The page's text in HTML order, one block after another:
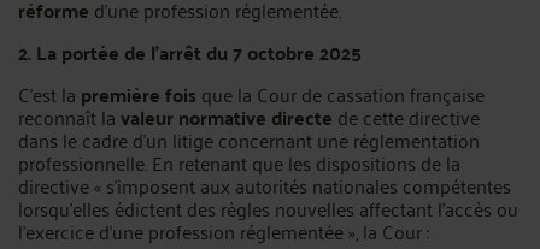
réforme d’une profession réglementée.
2. La portée de l’arrêt du 7 octobre 2025
C’est la première fois que la Cour de cassation française
reconnaît lavaleur normative directe de cette directive
dans le cadre d’un litige concernant une réglementation
professionnelle. En retenant que les dispositions de la
directive « s’imposent aux autorités nationales compétentes
lorsqu’elles édictent des règles nouvelles affectant l’accès ou
l’exercice d’une profession réglementée », la Cour :